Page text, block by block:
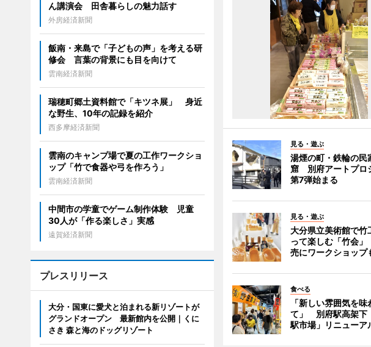
見る・遊ぶ
湯煙の町・鉄輪の民
窟 別府アートプロ
第7弾始まる
見る・遊ぶ
大分県立美術館で竹
って楽しむ「竹会
売にワークショップ
食べる
「新しい雰囲気を味
て」 別府駅高架下
駅市場」リニューア
ん講演会 田舎暮らしの魅力話す
外房経済新聞
飯南・来島で「子どもの声」を考える研
修会 言葉の背景にも目を向けて
雲南経済新聞
瑞穂町郷土資料館で「キツネ展」 身近
な野生、10年の記録を紹介
西多摩経済新聞
雲南のキャンプ場で夏の工作ワークショ
ップ「竹で食器や弓を作ろう」
雲南経済新聞
中間市の学童でゲーム制作体験 児童
30人が「作る楽しさ」実感
遠賀経済新聞
プレスリリース
大分・国東に愛犬と泊まれる新リゾートが
グランドオープン 最新館内を公開｜くに
さき 森と海のドッグリゾート